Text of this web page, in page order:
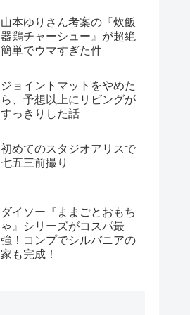
山本ゆりさん考案の『炊飯
器鶏チャーシュー』が超絶
簡単でウマすぎた件
ジョイントマットをやめた
ら、予想以上にリビングが
すっきりした話
初めてのスタジオアリスで
七五三前撮り
ダイソー『ままごとおもち
ゃ』シリーズがコスパ最
強！コンプでシルバニアの
家も完成！